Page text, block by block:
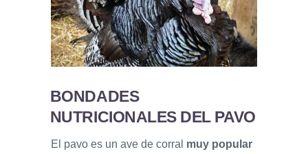
BONDADES
NUTRICIONALES DEL PAVO
El pavo es un ave de corral muy popular